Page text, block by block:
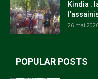
Kindia :
26 mai
POPULAR POSTS